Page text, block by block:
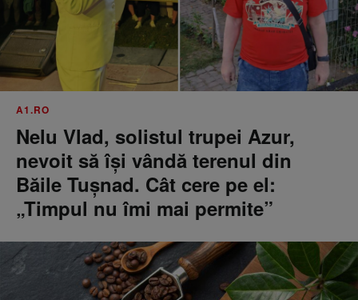
A1.RO
Nelu Vlad, solistul trupei Azur,
nevoit să își vândă terenul din
Băile Tușnad. Cât cere pe el:
„Timpul nu îmi mai permite”